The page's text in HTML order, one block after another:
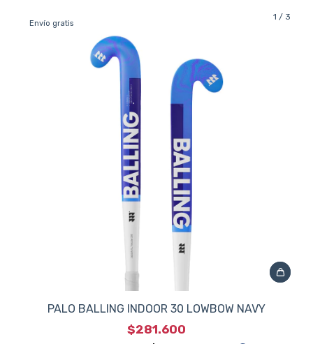
1 / 3
Envío gratis
PALO BALLING INDOOR 30 LOWBOW NAVY
$281.600